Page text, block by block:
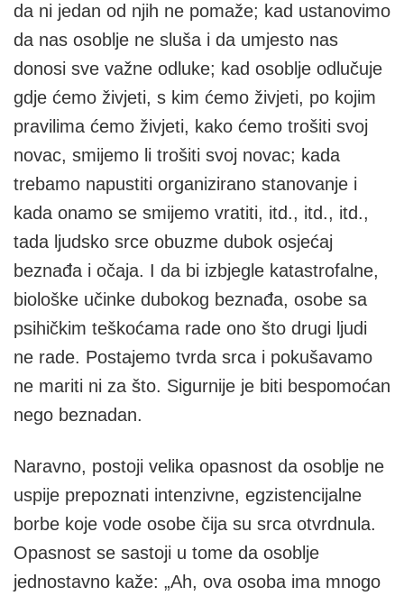
da ni jedan od njih ne pomaže; kad ustanovimo
da nas osoblje ne sluša i da umjesto nas
donosi sve važne odluke; kad osoblje odlučuje
gdje ćemo živjeti, s kim ćemo živjeti, po kojim
pravilima ćemo živjeti, kako ćemo trošiti svoj
novac, smijemo li trošiti svoj novac; kada
trebamo napustiti organizirano stanovanje i
kada onamo se smijemo vratiti, itd., itd., itd.,
tada ljudsko srce obuzme dubok osjećaj
beznađa i očaja. I da bi izbjegle katastrofalne,
biološke učinke dubokog beznađa, osobe sa
psihičkim teškoćama rade ono što drugi ljudi
ne rade. Postajemo tvrda srca i pokušavamo
ne mariti ni za što. Sigurnije je biti bespomoćan
nego beznadan.
Naravno, postoji velika opasnost da osoblje ne
uspije prepoznati intenzivne, egzistencijalne
borbe koje vode osobe čija su srca otvrdnula.
Opasnost se sastoji u tome da osoblje
jednostavno kaže: „Ah, ova osoba ima mnogo